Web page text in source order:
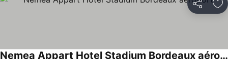
Partilhar
Nemea Appart Hotel Stadium Bordeaux aéroport